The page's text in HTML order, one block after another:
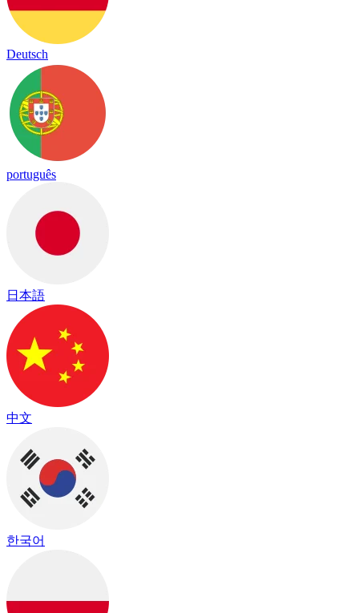
Deutsch
português
日本語
中文
한국어